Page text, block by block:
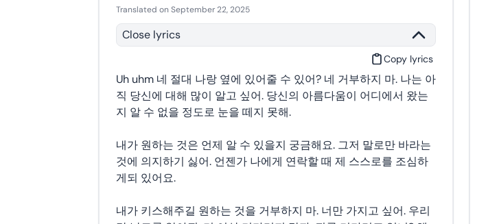
Translated on September 22, 2025
Close lyrics
Copy lyrics
Uh uhm 네 절대 나랑 옆에 있어줄 수 있어? 네 거부하지 마. 나는 아
직 당신에 대해 많이 알고 싶어. 당신의 아름다움이 어디에서 왔는
지 알 수 없을 정도로 눈을 떼지 못해.
내가 원하는 것은 언제 알 수 있을지 궁금해요. 그저 말로만 바라는
것에 의지하기 싫어. 언젠가 나에게 연락할 때 제 스스로를 조심하
게되 있어요.
내가 키스해주길 원하는 것을 거부하지 마. 너만 가지고 싶어. 우리